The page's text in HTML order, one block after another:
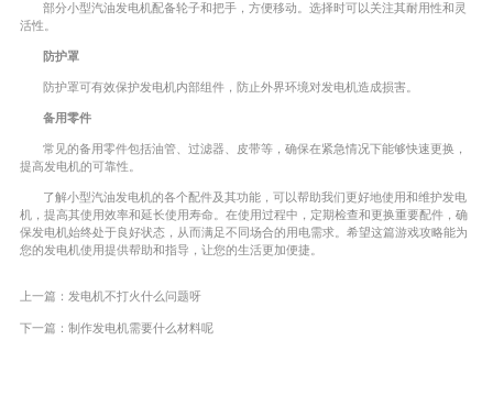
部分小型汽油发电机配备轮子和把手，方便移动。选择时可以关注其耐用性和灵
活性。
防护罩
防护罩可有效保护发电机内部组件，防止外界环境对发电机造成损害。
备用零件
常见的备用零件包括油管、过滤器、皮带等，确保在紧急情况下能够快速更换，
提高发电机的可靠性。
了解小型汽油发电机的各个配件及其功能，可以帮助我们更好地使用和维护发电
机，提高其使用效率和延长使用寿命。在使用过程中，定期检查和更换重要配件，确
保发电机始终处于良好状态，从而满足不同场合的用电需求。希望这篇游戏攻略能为
您的发电机使用提供帮助和指导，让您的生活更加便捷。
上一篇： 发电机不打火什么问题呀
下一篇： 制作发电机需要什么材料呢